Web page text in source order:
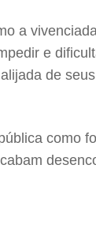
a
e
de
como